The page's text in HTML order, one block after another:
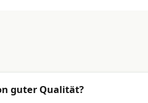
guter Qualität?